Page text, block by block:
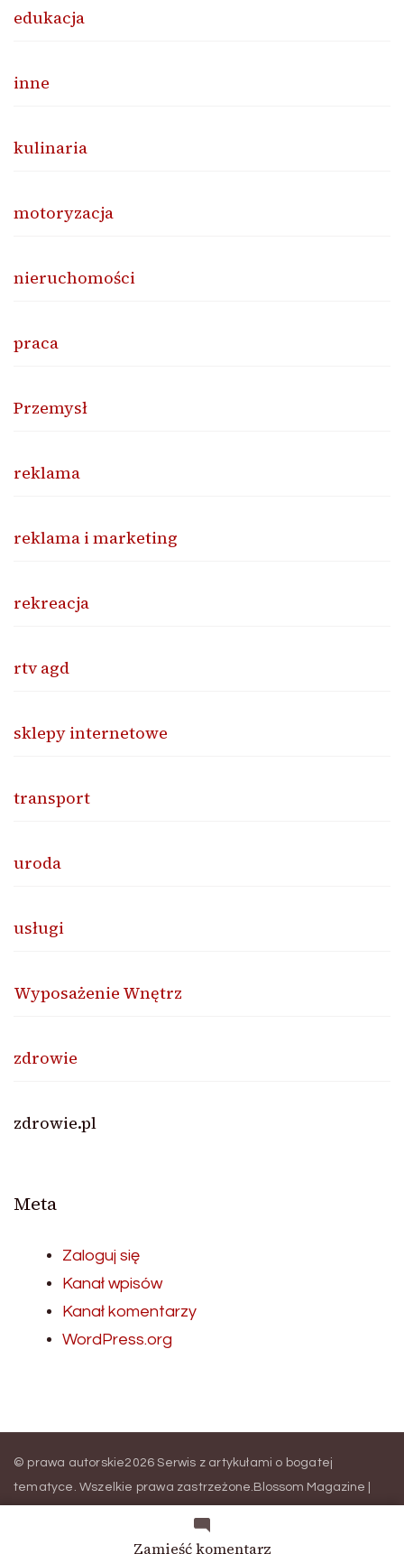
Zamieść komentarzwe
edukacja
inne
kulinaria
motoryzacja
nieruchomości
praca
Przemysł
reklama
reklama i marketing
rekreacja
rtv agd
sklepy internetowe
transport
uroda
usługi
Wyposażenie Wnętrz
zdrowie
zdrowie.pl
Meta
Zaloguj się
Kanał wpisów
Kanał komentarzy
WordPress.org
© prawa autorskie2026Serwis z artykułami o bogatej
tematyce . Wszelkie prawa zastrzeżone. Blossom Magazine |